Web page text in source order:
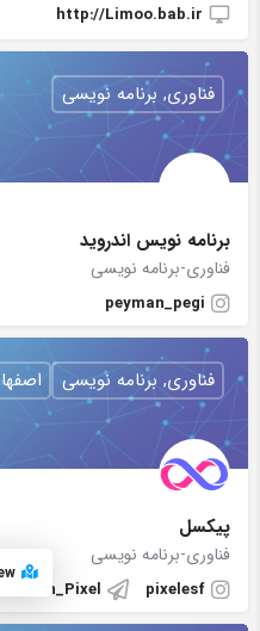
http://Limoo.bab.ir
برنامه نویس اندروید
فناوری-برنامه نویسی
peyman_pegi
فناوری, برنامه نویسی
پیکسل
فناوری-برنامه نویسی
pixelesf
Kanon_Pixel
فناوری, برنامه نویسی